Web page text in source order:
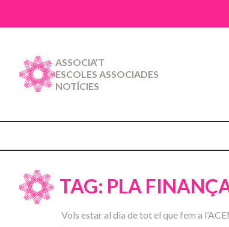
ASSOCIA’T
ESCOLES ASSOCIADES
NOTÍCIES
TAG: PLA
Vols estar al dia de tot el que fem a